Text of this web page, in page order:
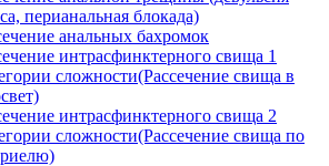
перианальная блокада)
анальных бахромок
интрасфинктерного свища 1
сложности(Рассечение свища в
интрасфинктерного свища 2
сложности(Рассечение свища по